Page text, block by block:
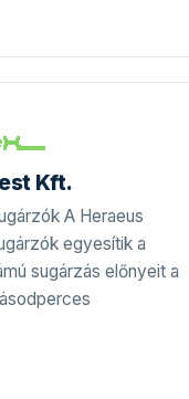
Kft.
A Heraeus
egyesítik a
sugárzás előnyeit a